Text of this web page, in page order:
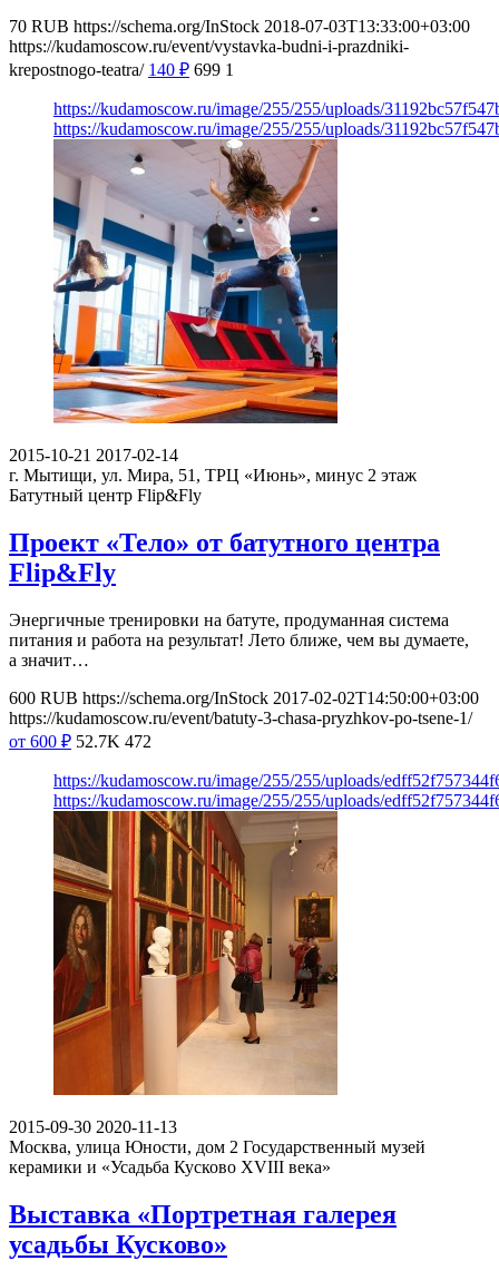
70 RUB https://schema.org/InStock 2018-07-03T13:33:00+03:00
https://kudamoscow.ru/event/vystavka-budni-i-prazdniki-
krepostnogo-teatra/ 140 ₽ 699 1
https://kudamoscow.ru/image/255/255/uploads/
https://kudamoscow.ru/image/255/255/uploads/
2015-10-21 2017-02-14
г. Мытищи, ул. Мира, 51, ТРЦ «Июнь», минус 2 этаж
Батутный центр Flip&Fly
Проект «Тело» от батутного центра
Flip&Fly
Энергичные тренировки на батуте, продуманная система
питания и работа на результат! Лето ближе, чем вы думаете,
а значит…
600 RUB https://schema.org/InStock 2017-02-02T14:50:00+03:00
https://kudamoscow.ru/event/batuty-3-chasa-pryzhkov-po-tsene-1/
от 600 ₽ 52.7K 472
https://kudamoscow.ru/image/255/255/uploads/
https://kudamoscow.ru/image/255/255/uploads/
2015-09-30 2020-11-13
Москва, улица Юности, дом 2 Государственный музей
керамики и «Усадьба Кусково XVIII века»
Выставка «Портретная галерея
усадьбы Кусково»